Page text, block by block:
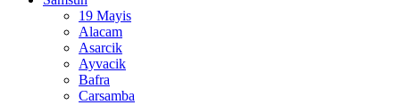
19 Mayis
Alacam
Asarcik
Ayvacik
Bafra
Carsamba